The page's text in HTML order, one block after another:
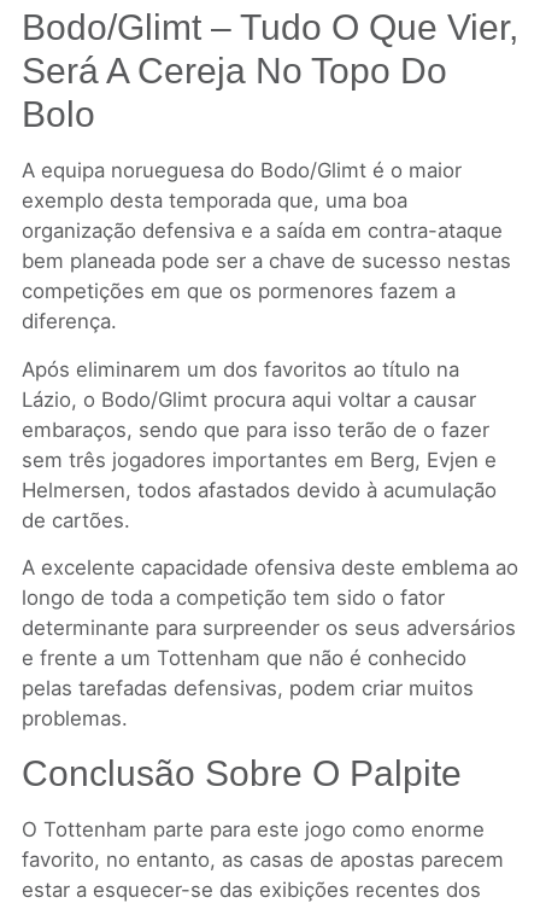
Bodo/Glimt – Tudo O Que Vier,
Será A Cereja No Topo Do
Bolo
A equipa norueguesa do Bodo/Glimt é o maior
exemplo desta temporada que, uma boa
organização defensiva e a saída em contra-ataque
bem planeada pode ser a chave de sucesso nestas
competições em que os pormenores fazem a
diferença.
Após eliminarem um dos favoritos ao título na
Lázio, o Bodo/Glimt procura aqui voltar a causar
embaraços, sendo que para isso terão de o fazer
sem três jogadores importantes em Berg, Evjen e
Helmersen, todos afastados devido à acumulação
de cartões.
A excelente capacidade ofensiva deste emblema ao
longo de toda a competição tem sido o fator
determinante para surpreender os seus adversários
e frente a um Tottenham que não é conhecido
pelas tarefadas defensivas, podem criar muitos
problemas.
Conclusão Sobre O Palpite
O Tottenham parte para este jogo como enorme
favorito, no entanto, as casas de apostas parecem
estar a esquecer-se das exibições recentes dos